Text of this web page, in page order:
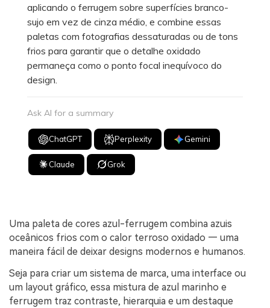
aplicando o ferrugem sobre superfícies branco-
sujo em vez de cinza médio, e combine essas
paletas com fotografias dessaturadas ou de tons
frios para garantir que o detalhe oxidado
permaneça como o ponto focal inequívoco do
design.
Ask AI for a summary
ChatGPT Perplexity Gemini
Claude Grok
Uma paleta de cores azul-ferrugem combina azuis
oceânicos frios com o calor terroso oxidado — uma
maneira fácil de deixar designs modernos e humanos.
Seja para criar um sistema de marca, uma interface ou
um layout gráfico, essa mistura de azul marinho e
ferrugem traz contraste, hierarquia e um destaque